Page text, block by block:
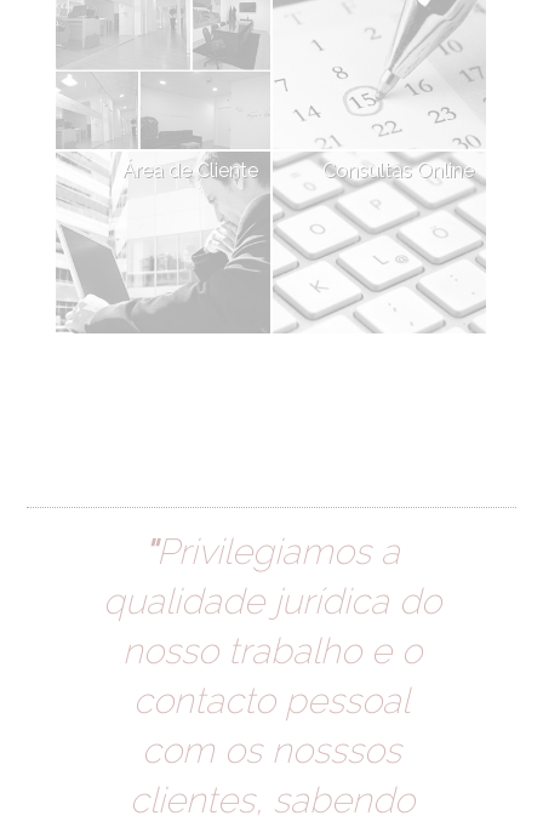
Área de Cliente Consultas Online
"Privilegiamos a
qualidade jurídica do
nosso trabalho e o
contacto pessoal
com os nosssos
clientes, sabendo